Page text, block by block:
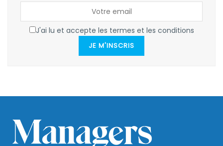
J'ai lu et accepte les termes et les conditions
JE M'INSCRIS